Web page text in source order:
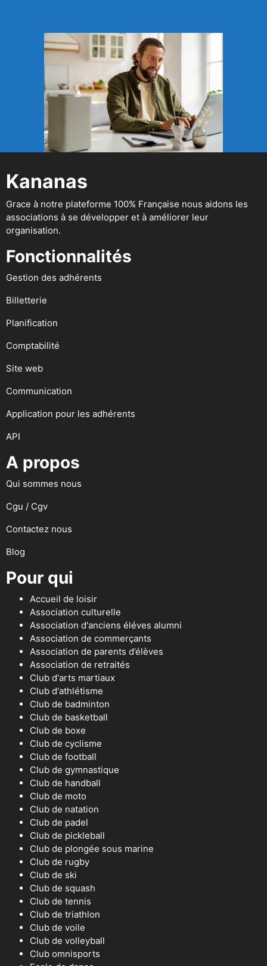
Kananas
Grace à notre plateforme 100% Française nous aidons les
associations à se développer et à améliorer leur
organisation.
Fonctionnalités
Gestion des adhérents
Billetterie
Planification
Comptabilité
Site web
Communication
Application pour les adhérents
API
A propos
Qui sommes nous
Cgu / Cgv
Contactez nous
Blog
Pour qui
Accueil de loisir
Association culturelle
Association d'anciens éléves alumni
Association de commerçants
Association de parents d’élèves
Association de retraités
Club d'arts martiaux
Club d'athlétisme
Club de badminton
Club de basketball
Club de boxe
Club de cyclisme
Club de football
Club de gymnastique
Club de handball
Club de moto
Club de natation
Club de padel
Club de pickleball
Club de plongée sous marine
Club de rugby
Club de ski
Club de squash
Club de tennis
Club de triathlon
Club de voile
Club de volleyball
Club omnisports